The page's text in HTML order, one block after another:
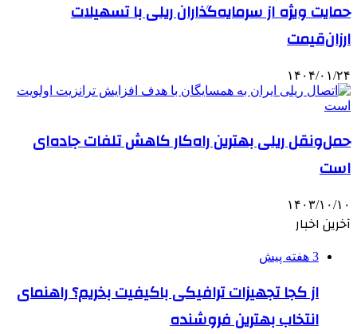
حمایت ویژه از سرمایه‌گذاران ریلی با تسهیلات
ارزان‌قیمت
۱۴۰۴/۰۱/۲۴
حمل‌ونقل ریلی بهترین راه‌کار کاهش تلفات جاده‌ای
است
۱۴۰۳/۱۰/۱۰
آخرین اخبار
3 هفته پیش
از کجا تجهیزات ترافیکی باکیفیت بخریم؟ راهنمای
انتخاب بهترین فروشنده